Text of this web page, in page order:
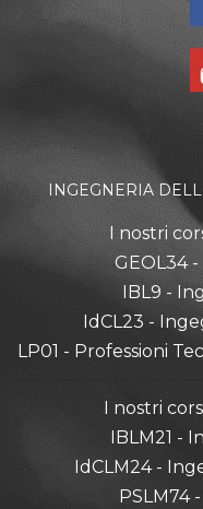
INGEGNERIA
I nostri
GEOL34
IBL9 -
IdCL23 -
LP01 - Professioni
I nostri
IBLM21 -
IdCLM24 -
PSLM74